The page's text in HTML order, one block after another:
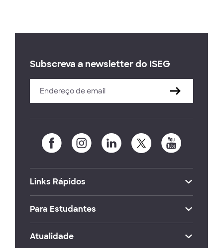
Subscreva a newsletter do ISEG
Links Rápidos
Para Estudantes
Atualidade